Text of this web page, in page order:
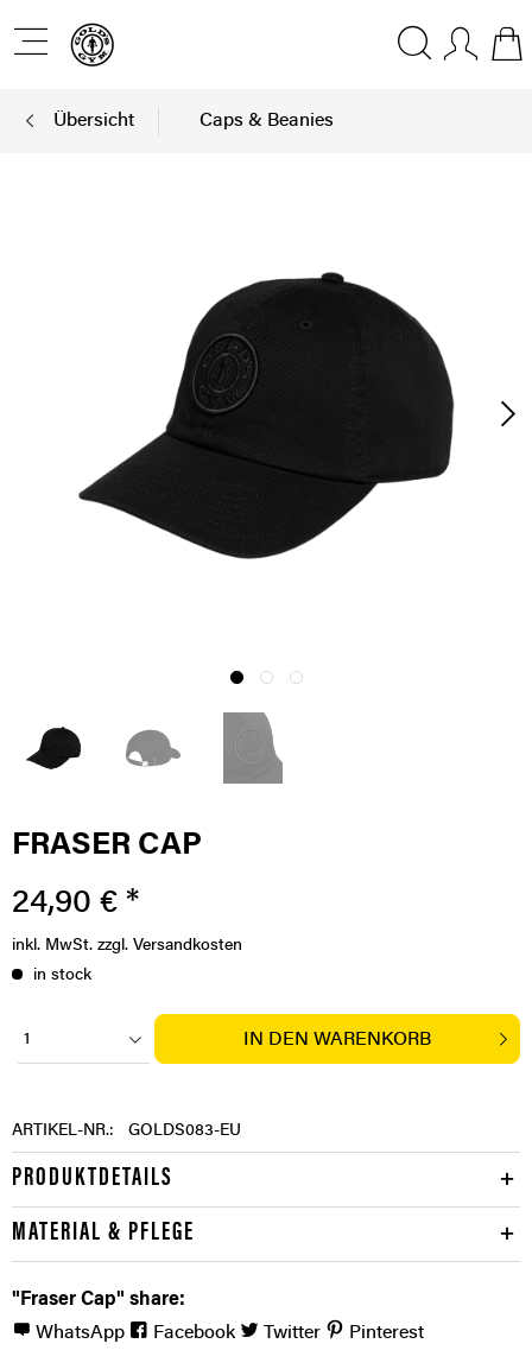
Übersicht Caps & Beanies
FRASER CAP
24,90 € *
inkl. MwSt. zzgl. Versandkosten
in stock
1 IN DEN WARENKORB
ARTIKEL-NR.: GOLDS083-EU
PRODUKTDETAILS
MATERIAL & PFLEGE
"Fraser Cap" share:
WhatsApp
Facebook Twitter Pinterest